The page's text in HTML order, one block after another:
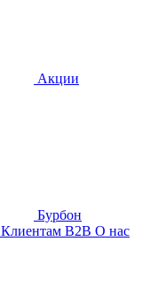
Акции
Бурбон
Клиентам B2B О нас